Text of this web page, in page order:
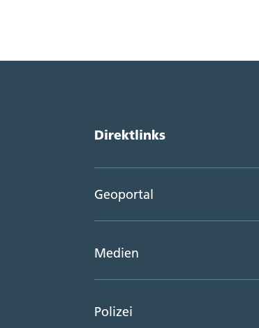
Direktlinks
Geoportal
Medien
Polizei